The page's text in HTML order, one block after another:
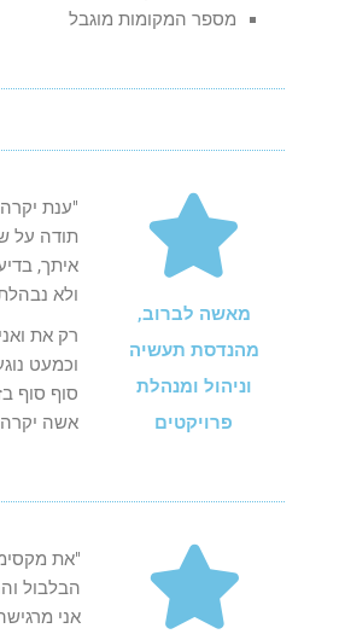
מספר המקומות מוגבל
מאשה לברוב,
מהנדסת תעשיה
וניהול ומנהלת
פרויקטים
"ענת
תודה על
איתך,
ולא
רק את
וכמעט
סוף סוף
אשה
"את
הבלבול
אני